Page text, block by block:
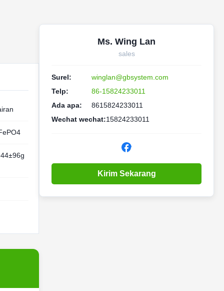
Ms. Wing Lan
sales
Surel:
winglan@gbsystem.com
Telp:
86-15824233011
Ada apa:
8615824233011
Wechat wechat:15824233011
Kirim Sekarang